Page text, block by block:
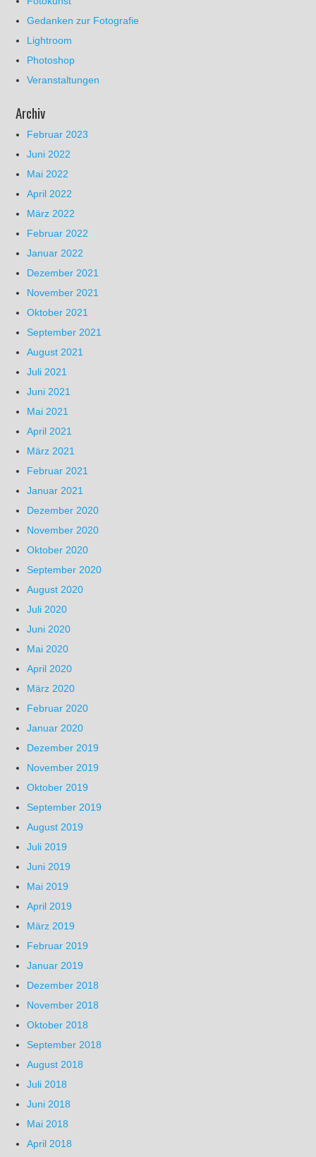
Gedanken zur Fotografie
Lightroom
Photoshop
Veranstaltungen
Archiv
Februar 2023
Juni 2022
Mai 2022
April 2022
März 2022
Februar 2022
Januar 2022
Dezember 2021
November 2021
Oktober 2021
September 2021
August 2021
Juli 2021
Juni 2021
Mai 2021
April 2021
März 2021
Februar 2021
Januar 2021
Dezember 2020
November 2020
Oktober 2020
September 2020
August 2020
Juli 2020
Juni 2020
Mai 2020
April 2020
März 2020
Februar 2020
Januar 2020
Dezember 2019
November 2019
Oktober 2019
September 2019
August 2019
Juli 2019
Juni 2019
Mai 2019
April 2019
März 2019
Februar 2019
Januar 2019
Dezember 2018
November 2018
Oktober 2018
September 2018
August 2018
Juli 2018
Juni 2018
Mai 2018
April 2018